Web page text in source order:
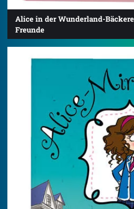
Alice in der Wunderland-
Freunde